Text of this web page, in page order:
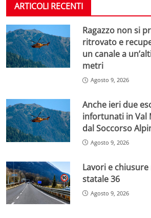
ARTICOLI RECENTI
Ragazzo non si
ritrovato e
un canale a
metri
Agosto 9, 2026
Anche ieri due
infortunati in Val
dal Soccorso
Agosto 9, 2026
Lavori e
statale 36
Agosto 9, 2026